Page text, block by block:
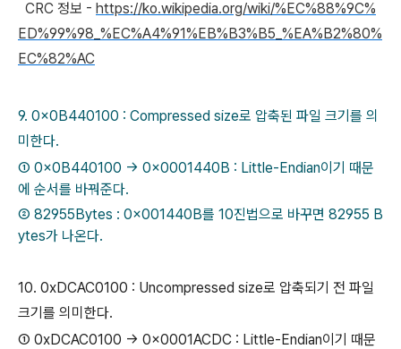
CRC 정보 - https://ko.wikipedia.org/wiki/%EC%88%9C%
ED%99%98_%EC%A4%91%EB%B3%B5_%EA%B2%80%
EC%82%AC
9. 0x0B440100 : Compressed size로 압축된 파일 크기를 의
미한다.
① 0x0B440100 -> 0x0001440B : Little-Endian이기 때문
에 순서를 바꿔준다.
② 82955Bytes : 0x001440B를 10진법으로 바꾸면 82955 B
ytes가 나온다.
10. 0xDCAC0100 : Uncompressed size로 압축되기 전 파일
크기를 의미한다.
① 0xDCAC0100 -> 0x0001ACDC : Little-Endian이기 때문